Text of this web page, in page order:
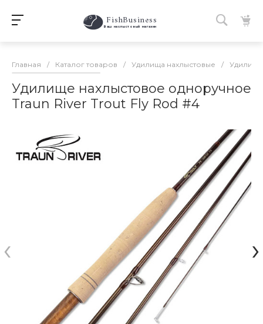
FishBusiness
Ваш нахлыстовый магазин
Главная / Каталог товаров / Удилища нахлыстовые /
Удилище нахлыстовое одноручное
Traun River Trout Fly Rod #4
‹ ›